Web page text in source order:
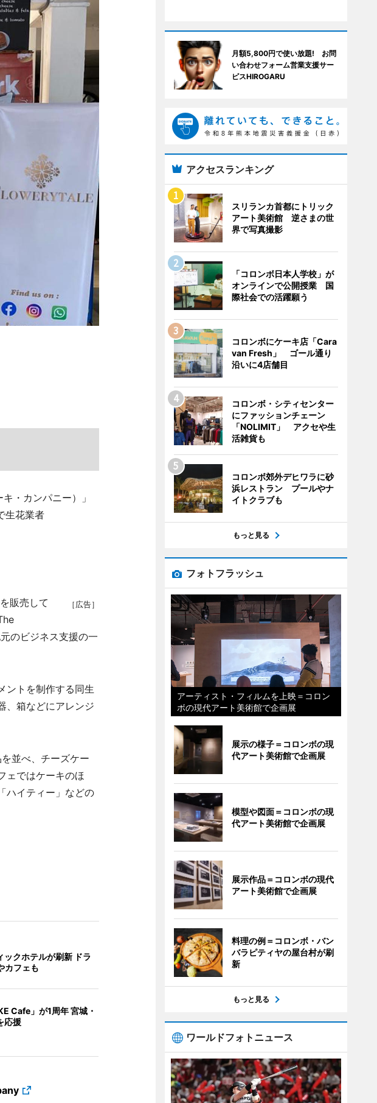
・カンパニー）」
生花業者
［広告］
販売して
のビジネス支援の一
ントを制作する同生
、箱などにアレンジ
並べ、チーズケー
ェではケーキのほ
ハイティー」などの
ックホテルが刷新 ドラ
カフェも
Cafe」が1周年 宮城・
応援
月額5,800円で使い放題! お問
い合わせフォーム営業支援サー
ピスHIROGARU
アクセスランキング
スリランカ首都にトリック
アート美術館 逆さまの世
界で写真撮影
「コロンボ日本人学校」が
オンラインで公開授業 国
際社会での活躍願う
コロンボにケーキ店「Cara
van Fresh」 ゴール通り
沿いに4店舗目
コロンボ・シティセンター
にファッションチェーン
「NOLIMIT」 アクセや生
活雑貨も
コロンボ郊外デヒワラに砂
浜レストラン プールやナ
イトクラブも
もっと見る
フォトフラッシュ
アーティスト・フィルムを上映＝コロン
ボの現代アート美術館で企画展
展示の様子＝コロンボの現
代アート美術館で企画展
模型や図面＝コロンボの現
代アート美術館で企画展
展示作品＝コロンボの現代
アート美術館で企画展
料理の例＝コロンボ・バン
バラピティヤの屋台村が刷
新
もっと見る
ワールドフォトニュース